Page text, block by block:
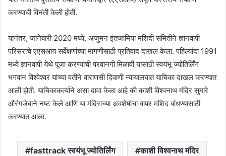
करण्याची विनंती केली होती.
यानंतर, जानेवारी 2020 मध्ये, अंजुमन इंतजामिया मशिदी समितीने ज्ञानवापी
परिसराचे एएसआय सर्वेक्षणांच्या मागणीसाठी प्रतिवाद दाखल केला. पहिल्यांदा 1991
मध्ये ज्ञानवापी येथे पूजा करण्याची परवानगी मिळावी यासाठी स्वयंभू ज्योतिर्लिंग
भगवान विश्वेश्वर यांच्या वतीने वाराणसी दिवाणी न्यायालयात याचिका दाखल करण्यात
आली होती. याचिकाकर्त्याने असा दावा केला आहे की काशी विश्वनाथ मंदिर सुमारे
औरंगजेबाने नष्ट केले आणि या मंदिराच्या अवशेषांचा वापर मशिद बांधण्यासाठी
करण्यात आला.
fasttrack स्वयंभू ज्योतिर्लिंग काशी विश्वनाथ मंदिर